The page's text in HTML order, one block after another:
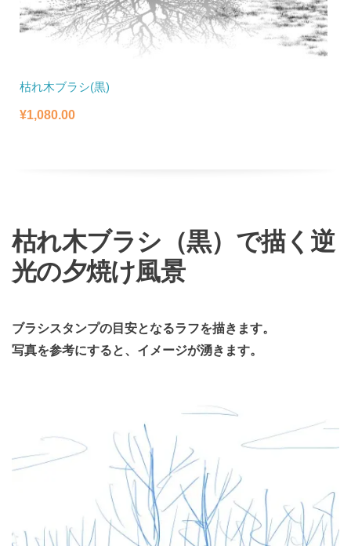
枯れ木ブラシ(黒)
¥1,080.00
枯れ木ブラシ（黒）で描く逆
光の夕焼け風景
ブラシスタンプの目安となるラフを描きます。
写真を参考にすると、イメージが湧きます。